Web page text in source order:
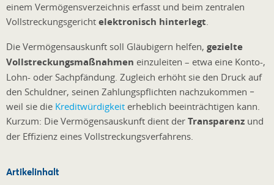
einem Vermögensverzeichnis erfasst und beim zentralen
Vollstreckungsgericht elektronisch hinterlegt.
Die Vermögensauskunft soll Gläubigern helfen, gezielte
Vollstreckungsmaßnahmen einzuleiten – etwa eine Konto-,
Lohn- oder Sachpfändung. Zugleich erhöht sie den Druck auf
den Schuldner, seinen Zahlungspflichten nachzukommen −
weil sie die Kreditwürdigkeit erheblich beeinträchtigen kann.
Kurzum: Die Vermögensauskunft dient der Transparenz und
der Effizienz eines Vollstreckungsverfahrens.
Artikelinhalt